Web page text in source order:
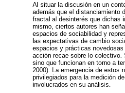
Al situar la discusión en un
además que el distanciamiento
fractal al desinterés que dichas
mismo, ciertos autores han
espacios de sociabilidad y
las expectativas de cambio
espacios y prácticas
acción recae sobre lo colectivo.
sino que funcionan en torno a
2000). La emergencia de estos
privilegiados para la medición
involucrados en su análisis.